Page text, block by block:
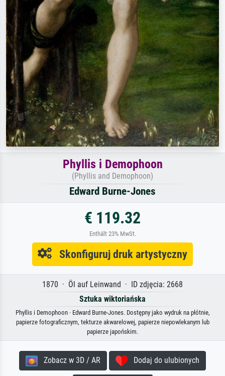
Phyllis i Demophoon
(Phyllis and Demophoon)
Edward Burne-Jones
€ 119.32
Enthält 23% MwSt.
Skonfiguruj druk artystyczny
1870 · Öl auf Leinwand · ID zdjęcia: 2668
Sztuka wiktoriańska
Phyllis i Demophoon · Edward Burne-Jones. Dostępny jako wydruk na płótnie,
papierze fotograficznym, tekturze akwarelowej, papierze niepowlekanym lub
papierze japońskim.
Zobacz w 3D / AR Dodaj do ulubionych